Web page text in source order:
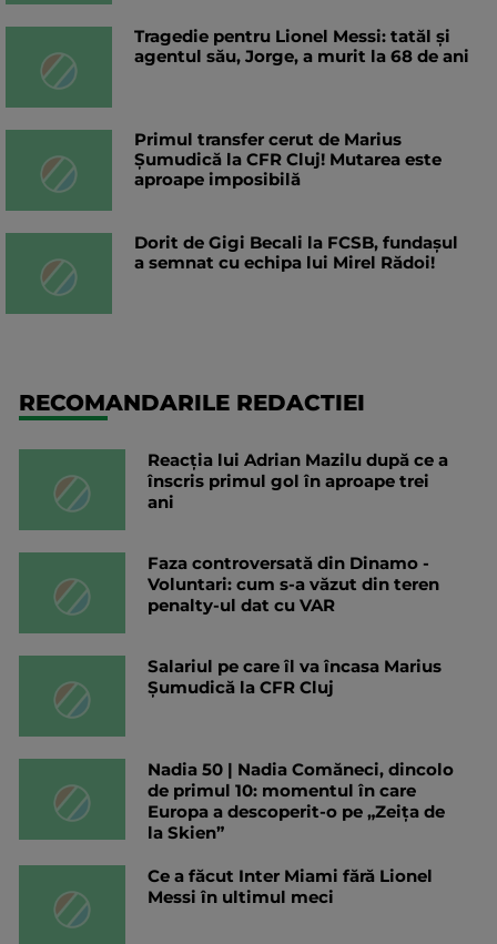
Tragedie pentru Lionel Messi: tatăl și
agentul său, Jorge, a murit la 68 de ani
Primul transfer cerut de Marius
Șumudică la CFR Cluj! Mutarea este
aproape imposibilă
Dorit de Gigi Becali la FCSB, fundașul
a semnat cu echipa lui Mirel Rădoi!
RECOMANDARILE REDACTIEI
Reacția lui Adrian Mazilu după ce a
înscris primul gol în aproape trei
ani
Faza controversată din Dinamo -
Voluntari: cum s-a văzut din teren
penalty-ul dat cu VAR
Salariul pe care îl va încasa Marius
Șumudică la CFR Cluj
Nadia 50 | Nadia Comăneci, dincolo
de primul 10: momentul în care
Europa a descoperit-o pe „Zeița de
la Skien”
Ce a făcut Inter Miami fără Lionel
Messi în ultimul meci